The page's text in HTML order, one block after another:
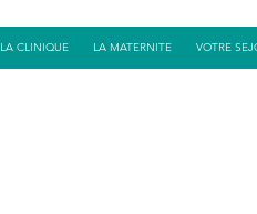
LA CLINIQUE LA MATERNITE VOTRE